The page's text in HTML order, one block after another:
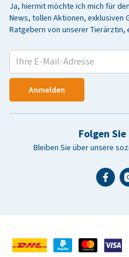
Ja, hiermit möchte ich mich für
News, tollen Aktionen, exklusiven
Ratgebern von unserer Tierärztin,
Anmelden
Folgen
Bleiben Sie über unsere